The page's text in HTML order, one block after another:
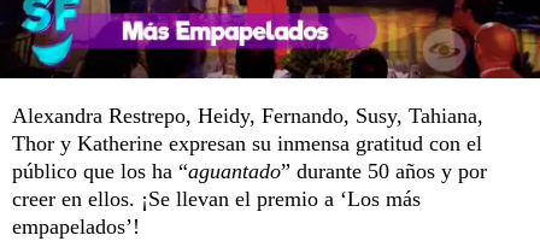
Alexandra Restrepo, Heidy, Fernando, Susy, Tahiana,
Thor y Katherine expresan su inmensa gratitud con el
público que los ha “aguantado” durante 50 años y por
creer en ellos. ¡Se llevan el premio a ‘Los más
empapelados’!